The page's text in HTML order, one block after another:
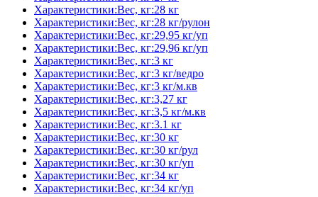
Характеристики:Вес, кг:28 кг
Характеристики:Вес, кг:28 кг/рулон
Характеристики:Вес, кг:29,95 кг/уп
Характеристики:Вес, кг:29,96 кг/уп
Характеристики:Вес, кг:3 кг
Характеристики:Вес, кг:3 кг/ведро
Характеристики:Вес, кг:3 кг/м.кв
Характеристики:Вес, кг:3,27 кг
Характеристики:Вес, кг:3,5 кг/м.кв
Характеристики:Вес, кг:3.1 кг
Характеристики:Вес, кг:30 кг
Характеристики:Вес, кг:30 кг/рул
Характеристики:Вес, кг:30 кг/уп
Характеристики:Вес, кг:34 кг
Характеристики:Вес, кг:34 кг/уп